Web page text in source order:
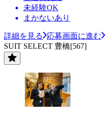
未経験OK
まかないあり
詳細を見る
応募画面に進む
SUIT SELECT 豊橋[567]